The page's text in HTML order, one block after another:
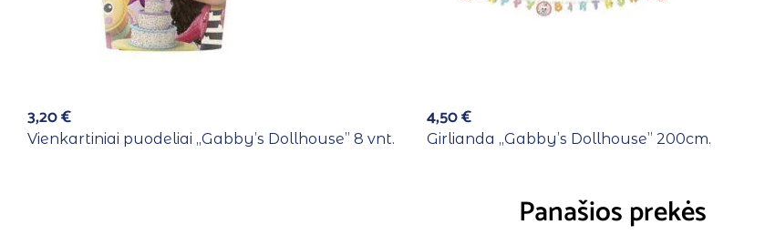
3,20€
Vienkartiniai puodeliai ,,Gabby’s Dollhouse” 8 vnt.
4,50€
Girlianda ,,Gabby’s Dollhouse” 200cm.
Panašios prekės